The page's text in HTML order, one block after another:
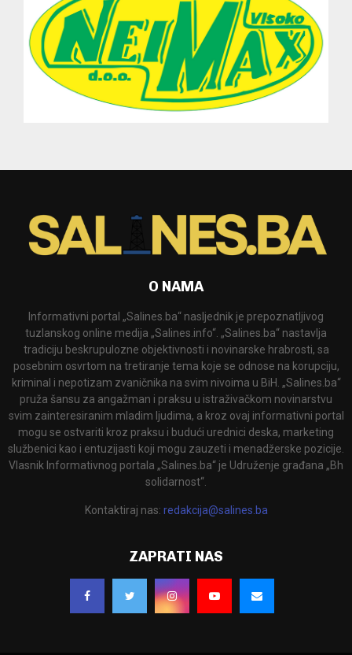
O NAMA
Informativni portal „Salines.ba“ nasljednik je prepoznatljivog
tuzlanskog online medija „Salines.info“. „Salines.ba“ nastavlja
tradiciju beskrupulozne objektivnosti i novinarske hrabrosti, sa
posebnim osvrtom na tretiranje tema koje se odnose na korupciju,
kriminal i nepotizam zvaničnika na svim nivoima u BiH. „Salines.ba“
pruža šansu za angažman i praksu u istraživačkom novinarstvu
svim zainteresiranim mladim ljudima, a kroz ovaj informativni portal
mogu se ostvariti kroz praksu i budući urednici deska, marketing
službenici kao i entuzijasti koji mogu zauzeti i menadžerske pozicije.
Vlasnik Informativnog portala „Salines.ba“ je Udruženje građana „Bh
solidarnost“.
Kontaktiraj nas: redakcija@salines.ba
ZAPRATI NAS